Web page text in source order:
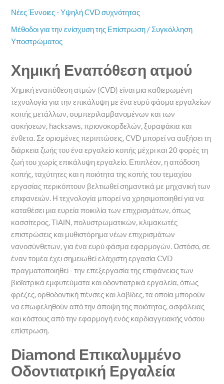
Νέες Έννοιες - Υψηλή CVD συχνότητας
Μέθοδοι για την ενίσχυση της Επίστρωση / Συγκόλληση
Υποστρώματος
Χημική Εναπόθεση ατμού
Χημική εναπόθεση ατμών (CVD) είναι μια καθιερωμένη
τεχνολογία για την επικάλυψη με ένα ευρύ φάσμα εργαλείων
κοπής μετάλλων, συμπεριλαμβανομένων και των
ασκήσεων, hacksaws, πριονοκορδελών, ξυραφάκια και
ένθετα. Σε ορισμένες περιπτώσεις, CVD μπορεί να αυξήσει τη
διάρκεια ζωής του ένα εργαλείο κοπής μέχρι και 20 φορές τη
ζωή του χωρίς επικάλυψη εργαλείο. Επιπλέον, η απόδοση
κοπής, ταχύτητες και η ποιότητα της κοπής του τεμαχίου
εργασίας περικόπτουν βελτιωθεί σημαντικά με μηχανική των
επιφανειών. Η τεχνολογία μπορεί να χρησιμοποιηθεί για να
καταθέσει μια ευρεία ποικιλία των επιχρισμάτων, όπως
κασσίτερος, TiAlN, πολυστρωματικών, κλιμακωτές
επιστρώσεις και μυθιστόρημα νέων επιχρισμάτων
νανοσύνθετων, για ένα ευρύ φάσμα εφαρμογών. Ωστόσο, σε
έναν τομέα έχει σημειωθεί ελάχιστη εργασία CVD
πραγματοποιηθεί - την επεξεργασία της επιφάνειας των
βιοϊατρικά εμφυτεύματα και οδοντιατρικά εργαλεία, όπως
φρέζες, ορθοδοντική πένσες και λαβίδες, τα οποία μπορούν
να επωφεληθούν από την άποψη της ποιότητας, ασφάλειας
και κόστους από την εφαρμογή ενός καρδιαγγειακής νόσου
επίστρωση.
Diamond Επικαλυμμένο
Οδοντιατρική Εργαλεία